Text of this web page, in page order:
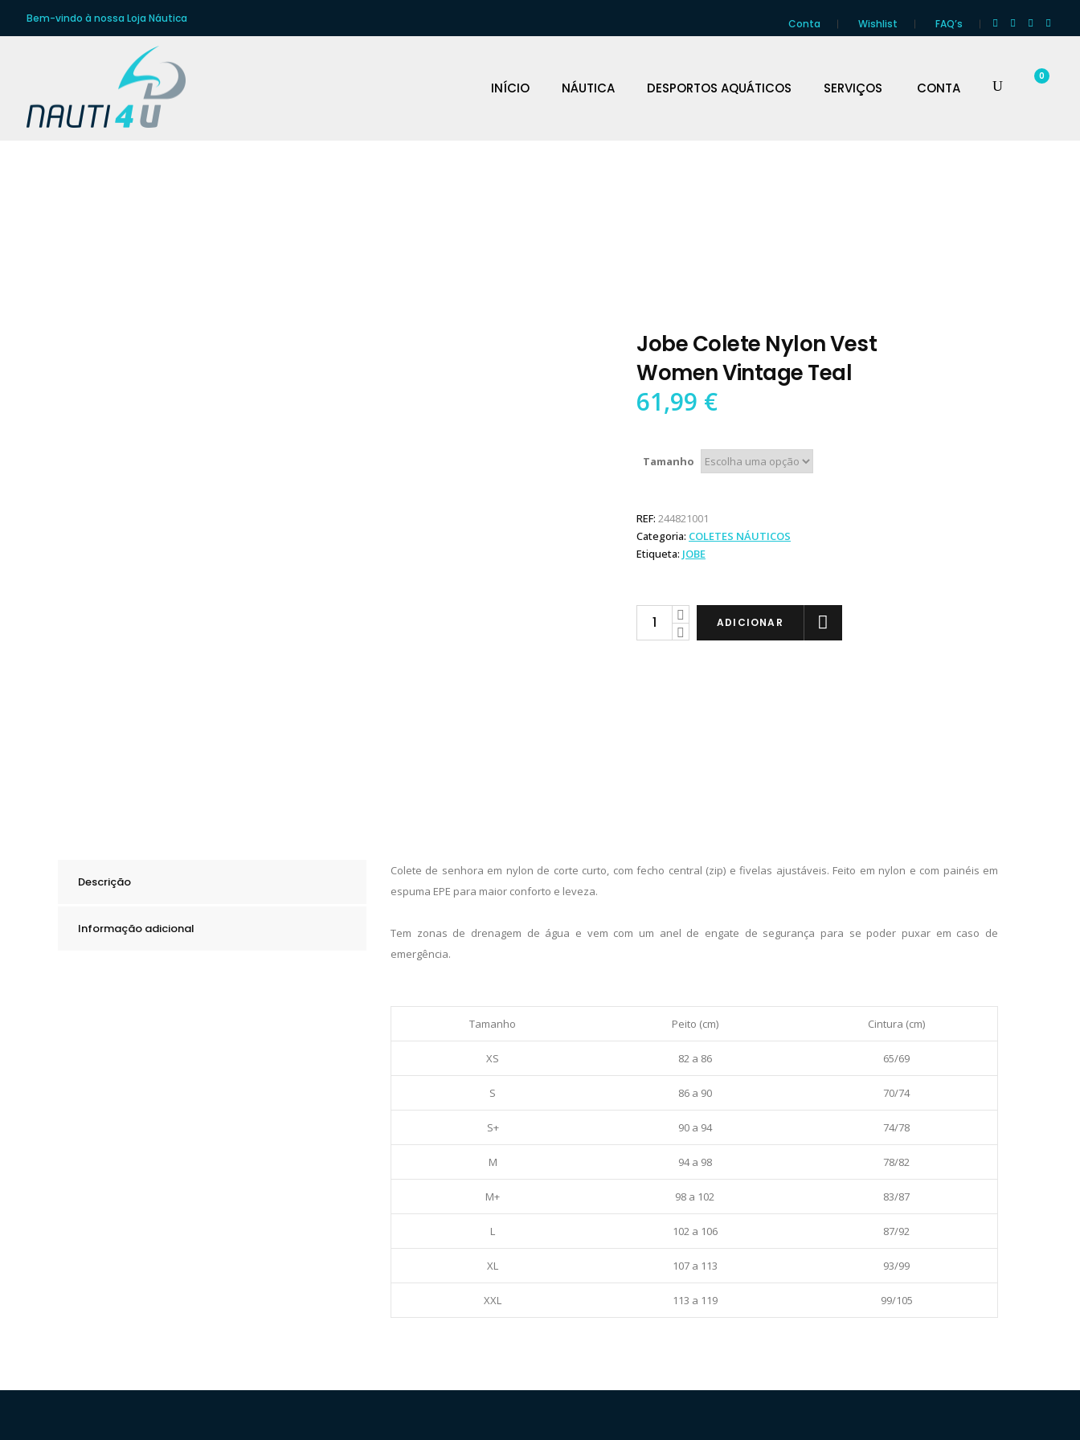
Bem-vindo à nossa Loja Náutica Conta Wishlist FAQ’s
INÍCIO NÁUTICA DESPORTOS AQUÁTICOS SERVIÇOS CONTA
0
Jobe Colete Nylon Vest
Women Vintage Teal
61,99 €
Tamanho
REF: 244821001
Categoria: COLETES NÁUTICOS
Etiqueta: JOBE
Jobe
ADICIONAR
Descrição
Informação adicional
Colete de senhora em nylon de corte curto, com fecho central (zip) e fivelas ajustáveis. Feito em nylon e com painéis em
espuma EPE para maior conforto e leveza.
Tem zonas de drenagem de água e vem com um anel de engate de segurança para se poder puxar em caso de
emergência.
Tamanho Peito (cm) Cintura (cm)
XS 82 a 86 65/69
S 86 a 90 70/74
S+ 90 a 94 74/78
M 94 a 98 78/82
M+ 98 a 102 83/87
L 102 a 106 87/92
XL 107 a 113 93/99
XXL 113 a 119 99/105